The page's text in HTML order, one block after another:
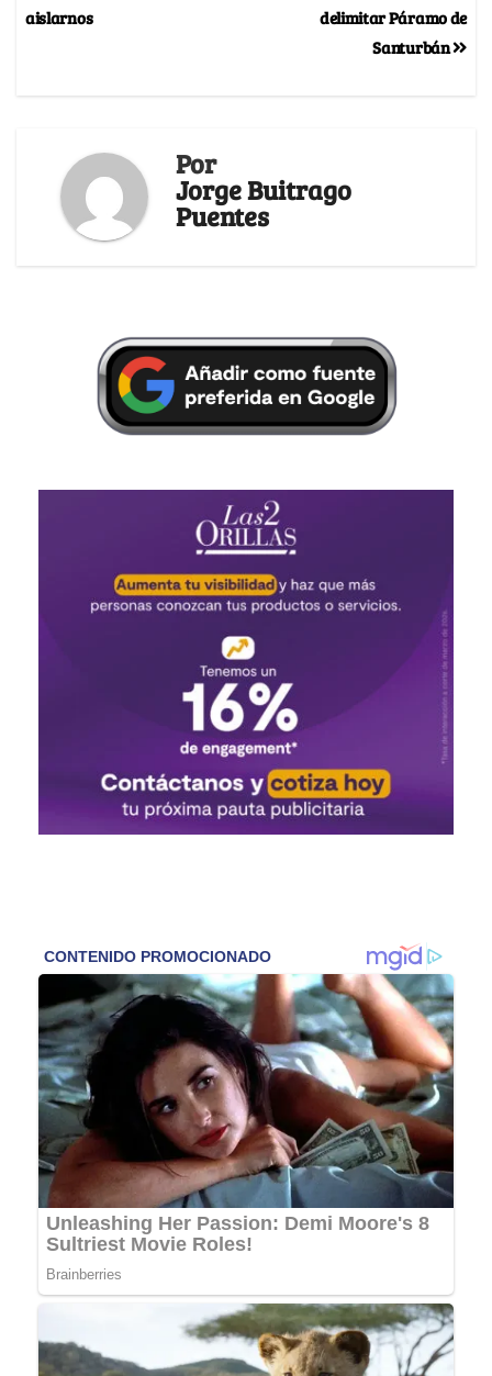
delimitar Páramo de
Santurbán
aislarnos
Por
Jorge Buitrago
Puentes